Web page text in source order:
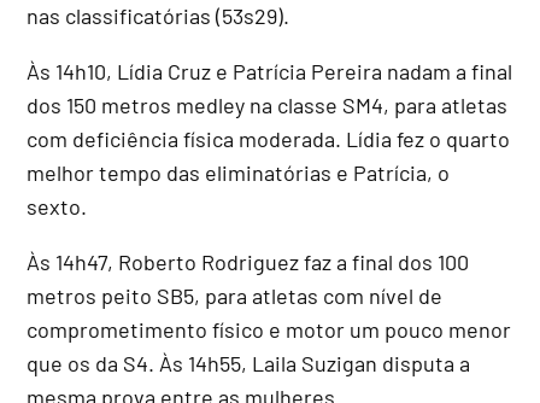
nas classificatórias (53s29).
Às 14h10, Lídia Cruz e Patrícia Pereira nadam a final
dos 150 metros medley na classe SM4, para atletas
com deficiência física moderada. Lídia fez o quarto
melhor tempo das eliminatórias e Patrícia, o
sexto.
Às 14h47, Roberto Rodriguez faz a final dos 100
metros peito SB5, para atletas com nível de
comprometimento físico e motor um pouco menor
que os da S4. Às 14h55, Laila Suzigan disputa a
mesma prova entre as mulheres.